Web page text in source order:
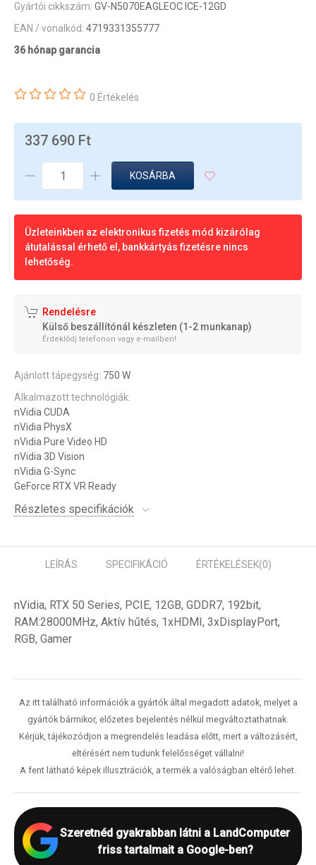
Gyártói cikkszám: GV-N5070EAGLEOC ICE-12GD
EAN / vonalkód: 4719331355777
36 hónap garancia
0 Értékelés
337 690 Ft
KOSÁRBA
Üzleteinkben az elektronikus fizetés mód kizárólag
átutalással érhető el, bankkártyás fizetésre nincs
lehetőség.
Rendelésre
Külső beszállítónál készleten (1-2 munkanap)
Érdeklődj telefonon vagy e-mailben!
Ajánlott tápegység: 750 W
Alkalmazott technológiák:
nVidia CUDA
nVidia PhysX
nVidia Pure Video HD
nVidia 3D Vision
nVidia G-Sync
GeForce RTX VR Ready
Részletes specifikációk
LEÍRÁS SPECIFIKÁCIÓ ÉRTÉKELÉSEK(0)
nVidia, RTX 50 Series, PCIE, 12GB, GDDR7, 192bit,
RAM:28000MHz, Aktív hűtés, 1xHDMI, 3xDisplayPort,
RGB, Gamer
Az itt található információk a gyártók által megadott adatok, melyet a
gyártók bármikor, előzetes bejelentés nélkül megváltoztathatnak.
Kérjük, tájékozódjon a megrendelés leadása előtt, mert a változásért,
eltérésért nem tudunk felelősséget vállalni!
A fent látható képek illusztrációk, a termék a valóságban eltérő lehet.
Szeretnéd gyakrabban látni a LandComputer
friss tartalmait a Google-ben?